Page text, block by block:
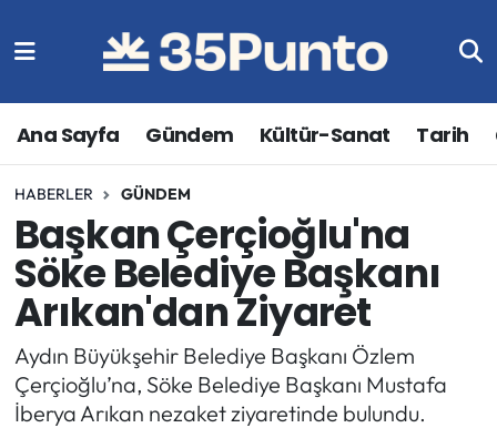
Ana Sayfa Gündem Kültür-Sanat Tarih
HABERLER GÜNDEM
Başkan Çerçioğlu'na
Söke Belediye Başkanı
Arıkan'dan Ziyaret
Aydın Büyükşehir Belediye Başkanı Özlem
Çerçioğlu’na, Söke Belediye Başkanı Mustafa
İberya Arıkan nezaket ziyaretinde bulundu.